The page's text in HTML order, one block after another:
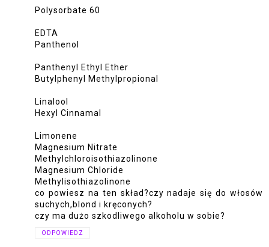
Polysorbate 60
EDTA
Panthenol
Panthenyl Ethyl Ether
Butylphenyl Methylpropional
Linalool
Hexyl Cinnamal
Limonene
Magnesium Nitrate
Methylchloroisothiazolinone
Magnesium Chloride
Methylisothiazolinone
co powiesz na ten skład?czy nadaje się do włosów
suchych,blond i kręconych?
czy ma dużo szkodliwego alkoholu w sobie?
ODPOWIEDZ